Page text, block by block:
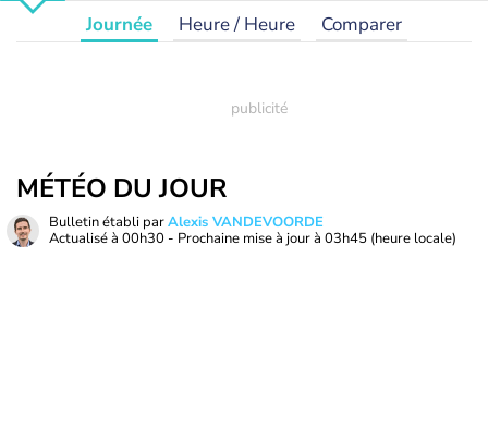
Journée Heure / Heure Comparer
MÉTÉO DU JOUR
Bulletin établi parAlexis VANDEVOORDE
Actualisé à 00h30 - Prochaine mise à jour à 03h45 (heure locale)